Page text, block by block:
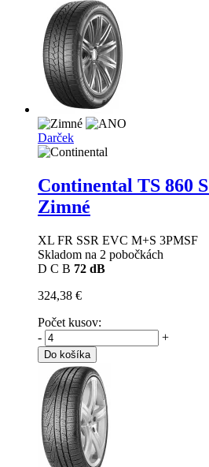
Darček
Continental TS 860 S
Zimné
XL FR SSR EVC M+S 3PMSF
Skladom na 2 pobočkách
D C B 72 dB
324,38 €
Počet kusov:
-
+
Do košíka